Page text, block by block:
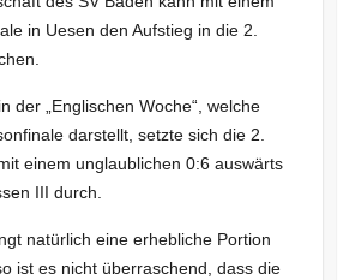
in Uesen den Aufstieg in die 2.
der „Englischen Woche“, welche
darstellt, setzte sich die 2.
einem unglaublichen 0:6 auswärts
III durch.
natürlich eine erhebliche Portion
ist es nicht überraschend, dass die